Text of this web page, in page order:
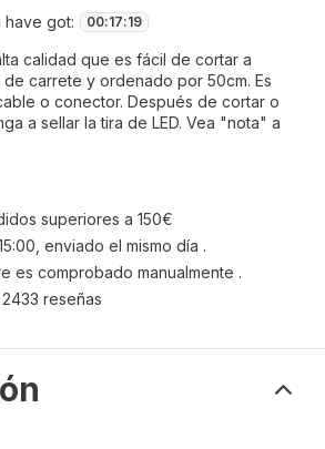
have got: 00:17:18
calidad que es fácil de cortar a
de carrete y ordenado por 50cm. Es
o conector. Después de cortar o
a sellar la tira de LED. Vea "nota" a
superiores a 150€
enviado el mismo día .
es comprobado manualmente .
reseñas